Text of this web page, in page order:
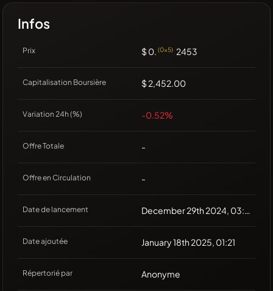
Infos
Prix $ 0. (0x5) 2453
Capitalisation Boursière $ 2,452.00
Variation 24h (%) -0.52%
Offre Totale -
Offre en Circulation -
Date de lancement December 29th 2024, 03:00
Date ajoutée January 18th 2025, 01:21
Répertorié par Anonyme